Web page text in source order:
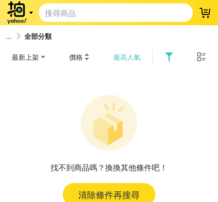
登
全部分類
最新上架 價格 最高人氣
找不到商品嗎？換換其他條件吧！
清除條件再搜尋